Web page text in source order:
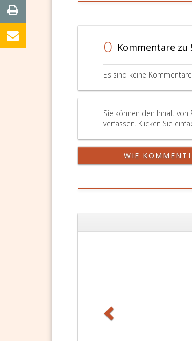
0 Kommentare zu
Es sind keine
Sie können den Inhalt
verfassen. Klicken Sie
WIE